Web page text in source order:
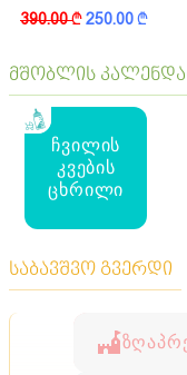
390.00k250.00k
მშობლის
ჩვილის
კვების
ცხრილი
საბავშვო გვერდი